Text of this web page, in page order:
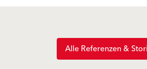
Alle Referenzen &